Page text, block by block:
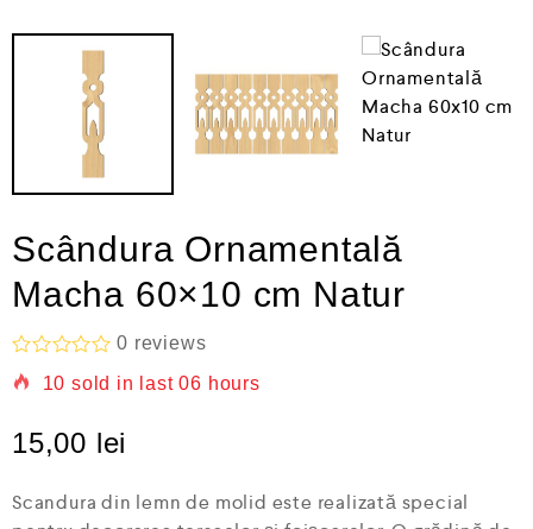
Scândura Ornamentală
Macha 60×10 cm Natur
E
v
u
l
a
0 reviews
10 sold in last06 hours
15,00 lei
Scandura din lemn de molid este realizată special